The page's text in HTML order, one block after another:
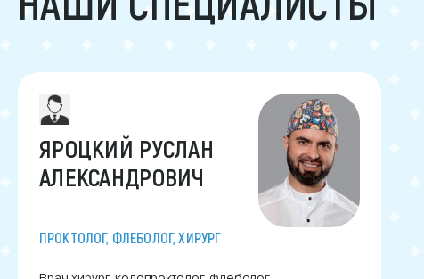
ЯРОЦКИЙ РУСЛАН
АЛЕКСАНДРОВИЧ
ПРОКТОЛОГ, ФЛЕБОЛОГ, ХИРУРГ